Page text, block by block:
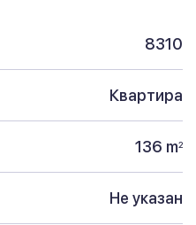
8310
Квартира
136 m2
Не указан